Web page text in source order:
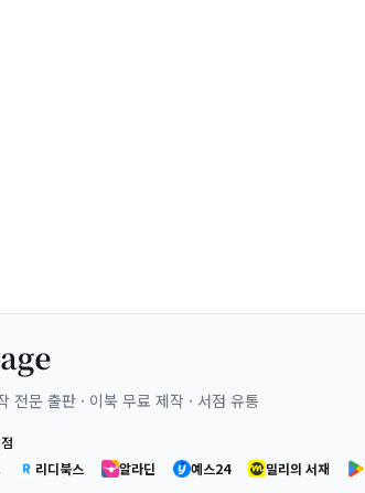
전문 출판 · 이북 무료 제작 · 서점 유통
리디북스 알라딘 예스24 밀리의 서재